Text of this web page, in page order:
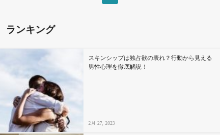
セックスライフ
不倫・だめ男
ランキング
スキンシップは独占欲の表れ？行動から見える
男性心理を徹底解説！
2月 27, 2023